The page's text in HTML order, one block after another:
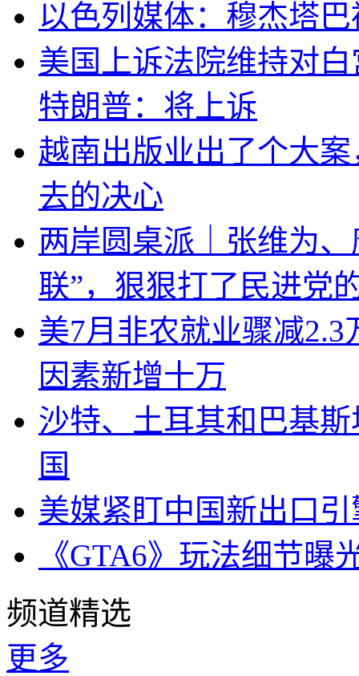
以色列媒体：穆杰塔
美国上诉法院维持对
特朗普：将上诉
越南出版业出了个大
去的决心
两岸圆桌派｜张维为
联”，狠狠打了民进党
美7月非农就业骤减
因素新增十万
沙特、土耳其和巴基
国
美媒紧盯中国新出口
《GTA6》玩法细节
频道精选
更多